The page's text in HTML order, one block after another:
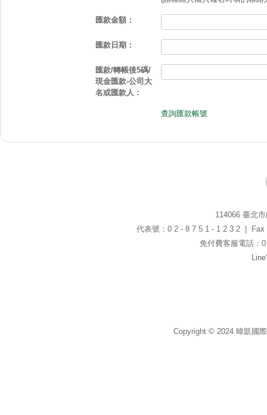
匯款金額：
匯款日期：
匯款/轉帳後5碼/
現金匯款-公司大
名或匯款人：
查詢匯款帳號
114066 臺北
代表號：0 2 - 8 7 5 1 - 1 2 3 2 |
免付費客服電話：
Copyright © 2024 暐凱國